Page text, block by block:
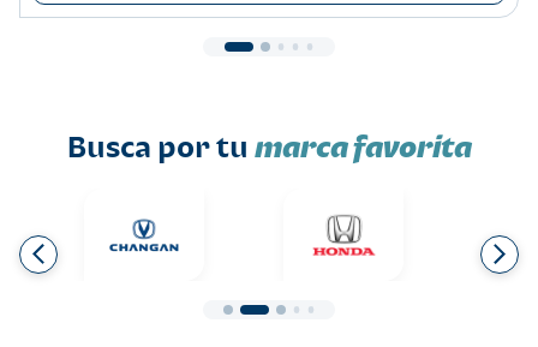
Busca por tu marca favorita